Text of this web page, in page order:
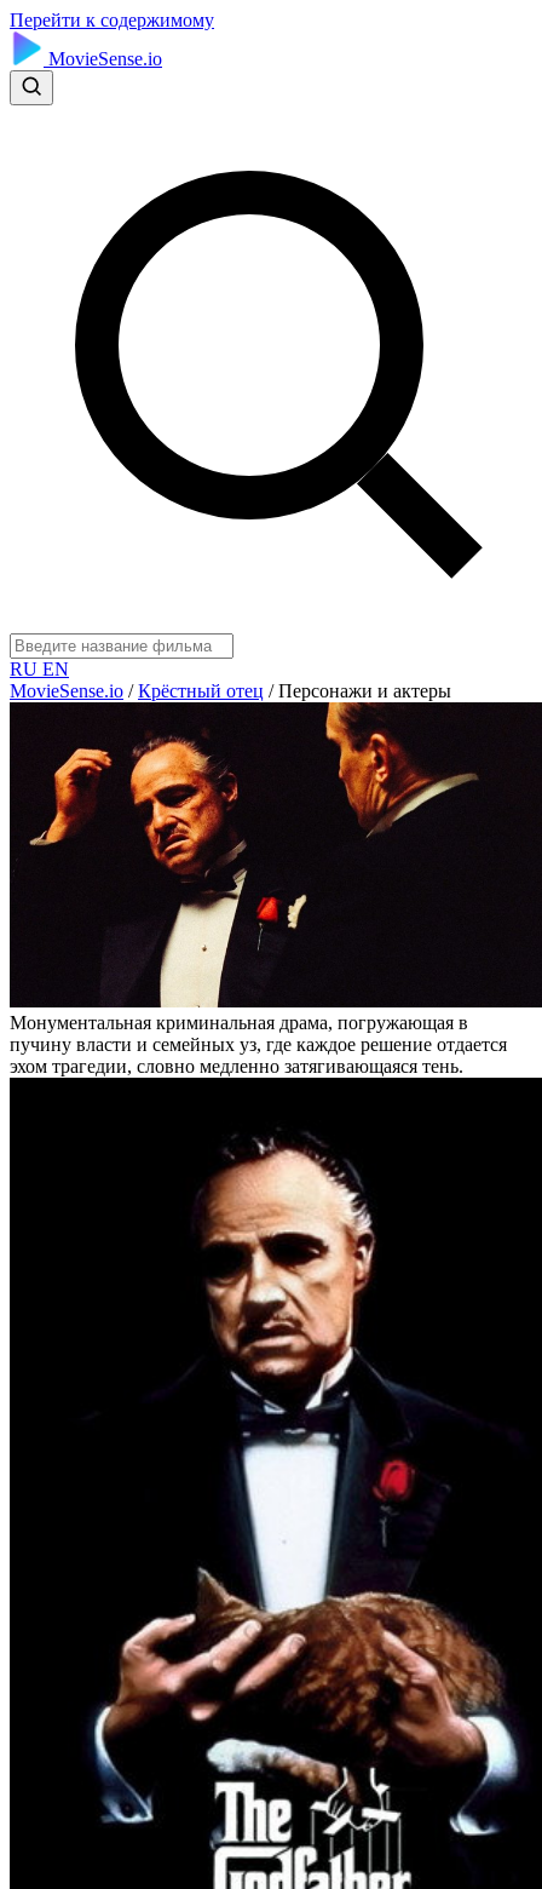
Перейти к содержимому
MovieSense.io
RU EN
MovieSense.io / Крёстный отец / Персонажи и актеры
Монументальная криминальная драма, погружающая в
пучину власти и семейных уз, где каждое решение отдается
эхом трагедии, словно медленно затягивающаяся тень.